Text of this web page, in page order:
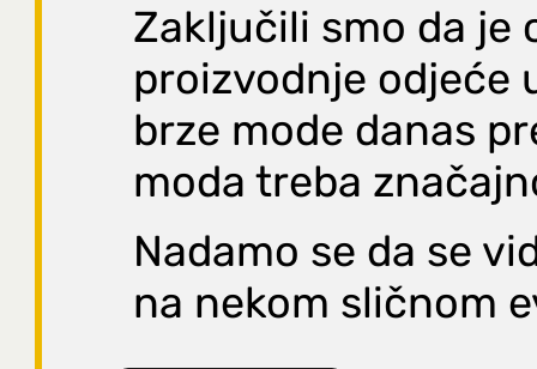
Zaključili smo da je
proizvodnje odjeće
brze mode danas
moda treba
Nadamo se da se
na nekom sličnom